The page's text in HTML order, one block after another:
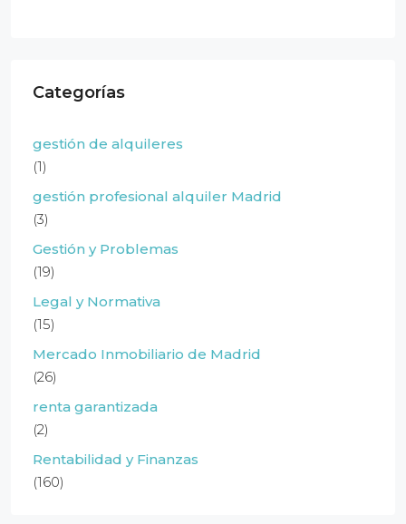
Categorías
gestión de alquileres
(1)
gestión profesional alquiler Madrid
(3)
Gestión y Problemas
(19)
Legal y Normativa
(15)
Mercado Inmobiliario de Madrid
(26)
renta garantizada
(2)
Rentabilidad y Finanzas
(160)